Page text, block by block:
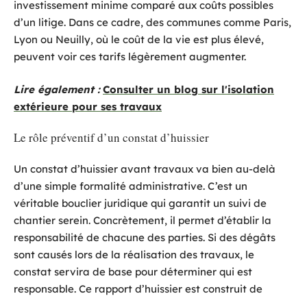
investissement minime comparé aux coûts possibles
d’un litige. Dans ce cadre, des communes comme Paris,
Lyon ou Neuilly, où le coût de la vie est plus élevé,
peuvent voir ces tarifs légèrement augmenter.
Lire également : Consulter un blog sur l'isolation
extérieure pour ses travaux
Le rôle préventif d’un constat d’huissier
Un constat d’huissier avant travaux va bien au-delà
d’une simple formalité administrative. C’est un
véritable bouclier juridique qui garantit un suivi de
chantier serein. Concrètement, il permet d’établir la
responsabilité de chacune des parties. Si des dégâts
sont causés lors de la réalisation des travaux, le
constat servira de base pour déterminer qui est
responsable. Ce rapport d’huissier est construit de